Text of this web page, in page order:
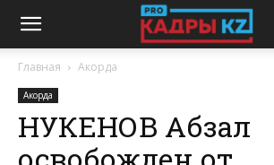
Главная Акорда
Акорда
НУКЕНОВ Абзал